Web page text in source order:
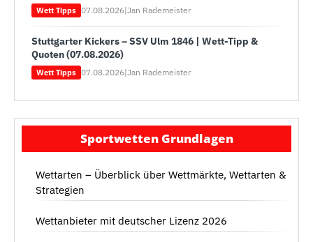
Wett Tipps 07.08.2026|Jan Rademeister
Stuttgarter Kickers – SSV Ulm 1846 | Wett-Tipp &
Quoten (07.08.2026)
Wett Tipps 07.08.2026|Jan Rademeister
Sportwetten Grundlagen
Wettarten – Überblick über Wettmärkte, Wettarten &
Strategien
Wettanbieter mit deutscher Lizenz 2026